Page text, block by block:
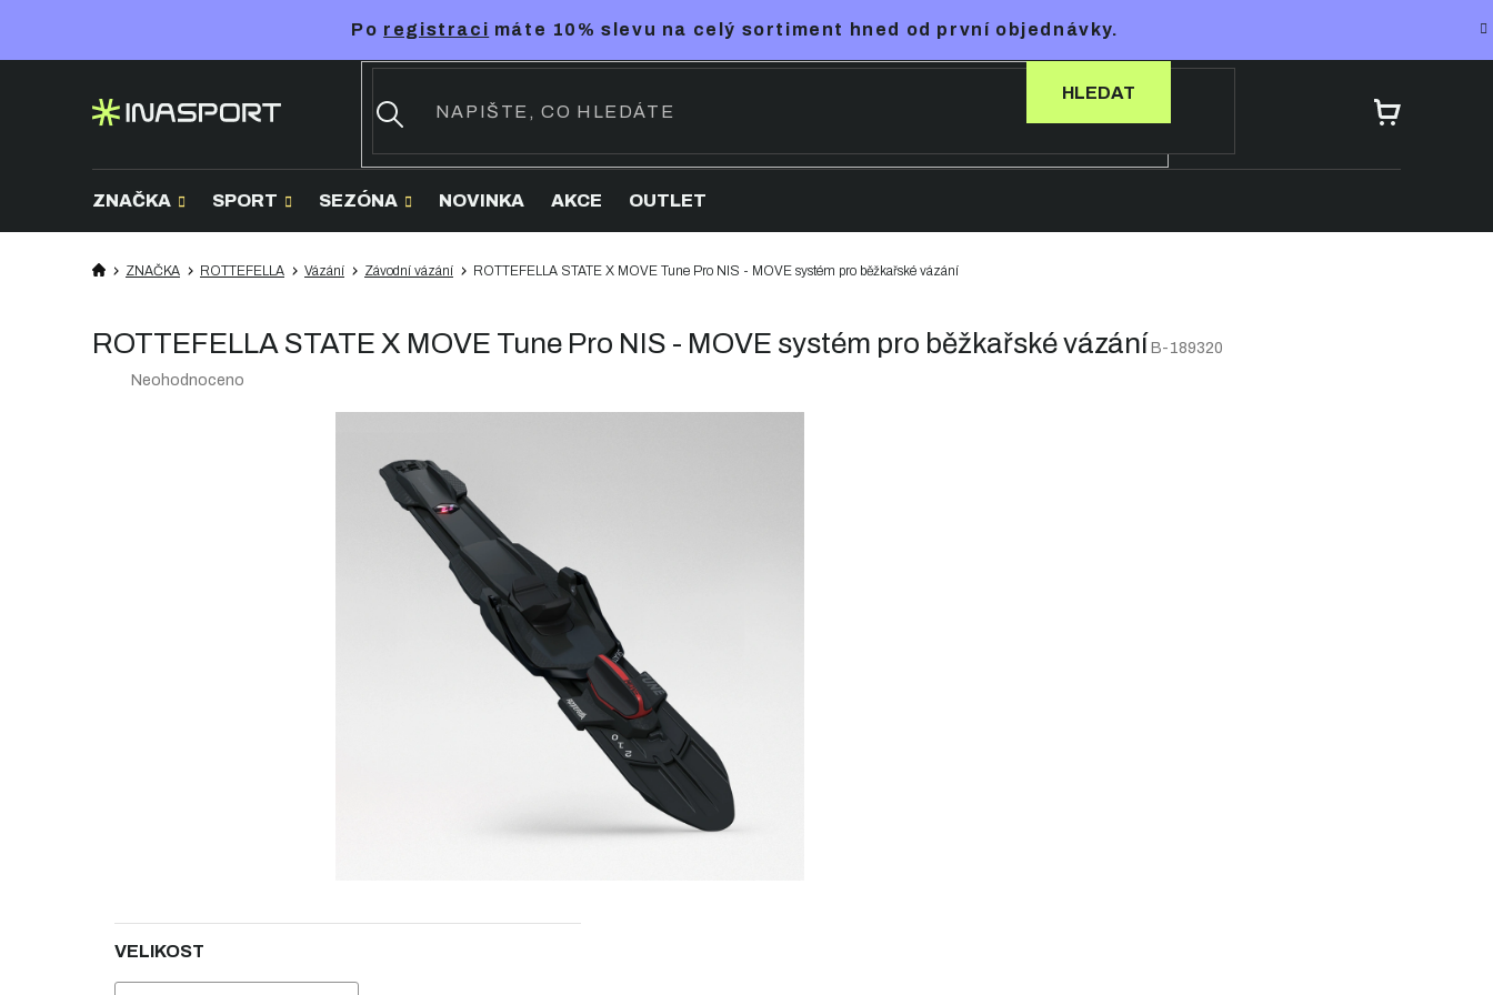
Po registraci máte 10% slevu na celý sortiment hned od první objednávky.
HLEDAT
NÁKUPNÍ
ZNAČKA SPORT SEZÓNA NOVINKA AKCE OUTLET
ZNAČKA ROTTEFELLA Vázání Závodní vázání ROTTEFELLA STATE X MOVE Tune Pro NIS - MOVE systém pro běžkařské vázání
ROTTEFELLA STATE X MOVE Tune Pro NIS - MOVE systém pro běžkařské vázání B-189320
Průměrné
Neohodnoceno
VELIKOST